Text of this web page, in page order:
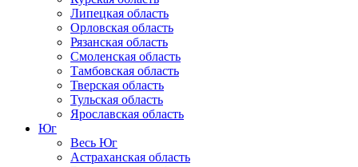
Липецкая область
Орловская область
Рязанская область
Смоленская область
Тамбовская область
Тверская область
Тульская область
Ярославская область
Юг
Весь Юг
Астраханская область